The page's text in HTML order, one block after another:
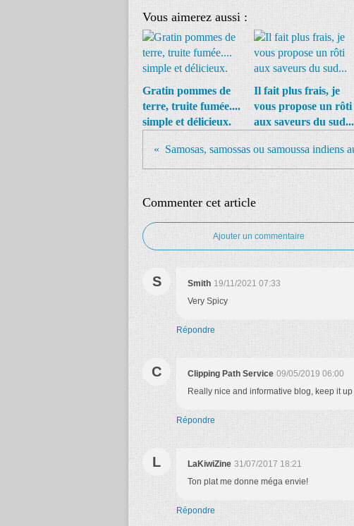
Vous aimerez aussi :
Gratin pommes de
terre, truite fumée....
simple et délicieux.
Il fait plus frais, je
vous propose un rôti
aux saveurs du sud...
Commenter cet article
Ajouter un commentaire
S Smith 19/11/2021 07:33
Very Spicy
Répondre
C Clipping Path Service 09/05/2019 06:00
Really nice and informative blog, keep it
Répondre
L LaKiwiZine 31/07/2017 18:21
Ton plat me donne méga envie!
Répondre